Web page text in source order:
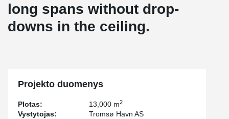
long spans without drop-
downs in the ceiling.
Projekto duomenys
Plotas: 13,000 m2
Vystytojas:
Tromsø Havn AS